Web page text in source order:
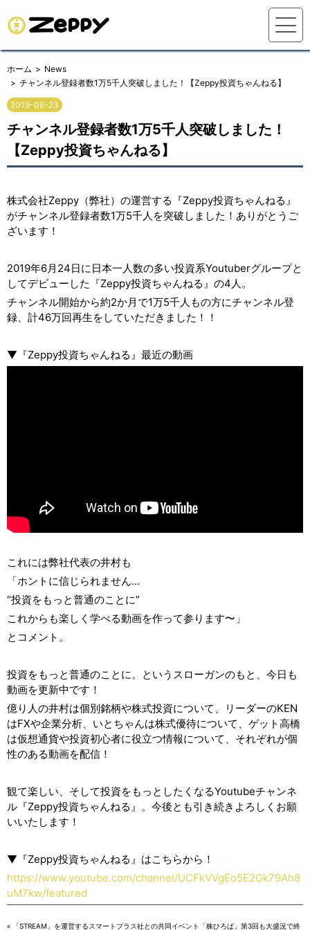
ホーム
News
チャンネル登録者数1万5千人突破しました！【Zeppy投資ちゃんねる】
2019-08-23
チャンネル登録者数1万5千人突破しました！
【Zeppy投資ちゃんねる】
株式会社Zeppy（弊社）の運営する『Zeppy投資ちゃんねる』
がチャンネル登録者数1万5千人を突破しました！ありがとうご
ざいます！
2019年6月24日に日本一人数の多い投資系Youtuberグループと
してデビューした『Zeppy投資ちゃんねる』の4人。
チャンネル開始から約2か月で1万5千人もの方にチャンネル登
録、計46万回再生をしていただきました！！
▼『Zeppy投資ちゃんねる』最近の動画
これには弊社代表の井村も
「ホントに信じられません…
“投資をもっと普通のことに”
これからも楽しく学べる動画を作って参ります〜」
とコメント。
投資をもっと普通のことに。というスローガンのもと、今日も
動画を更新中です！
億り人の井村は個別銘柄や株式投資について、リーダーのKEN
はFXや企業分析、いとちゃんは株式優待について、ゲット高橋
は仮想通貨や投資初心者に役立つ情報について、それぞれが個
性のある動画を配信！
観て楽しい、そして投資をもっとしたくなるYoutubeチャンネ
ル『Zeppy投資ちゃんねる』。今後とも引き続きよろしくお願
いいたします！
▼『Zeppy投資ちゃんねる』はこちらから！
https://www.youtube.com/channel/UCFkVVgEo5E2Gk79Ah8
uM7kw/featured
«
「STREAM」を運営するスマートプラス社との共同イベント「株ひろば」第3回も大盛況で終